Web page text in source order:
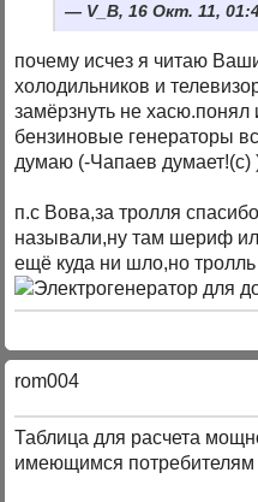
V_B, 16 Окт. 11,
почему исчез я читаю
холодильников и
замёрзнуть не хасю.понял
бензиновые генераторы
думаю (-Чапаев думает!(с)
п.с Вова,за тролля
называли,ну там шериф
ещё куда ни шло,но тролль
rom004
Таблица для расчета
имеющимся потребителям